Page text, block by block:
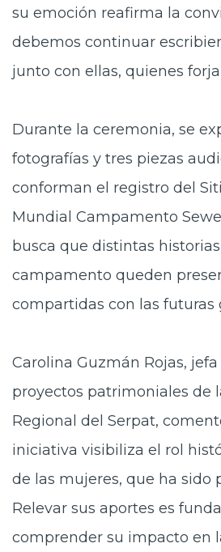
su emoción reafirma la
debemos continuar
junto con ellas, quienes
Durante la ceremonia, se
fotografías y tres piezas
conforman el registro del
Mundial Campamento
busca que distintas
campamento queden
compartidas con las futuras
Carolina Guzmán Rojas,
proyectos patrimoniales de
Regional del Serpat,
iniciativa visibiliza el rol
de las mujeres, que ha sido
Relevar sus aportes es
comprender su impacto en